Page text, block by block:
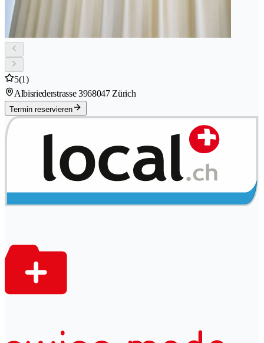
5(1)
Albisriederstrasse 3968047 Zürich
Termin reservieren